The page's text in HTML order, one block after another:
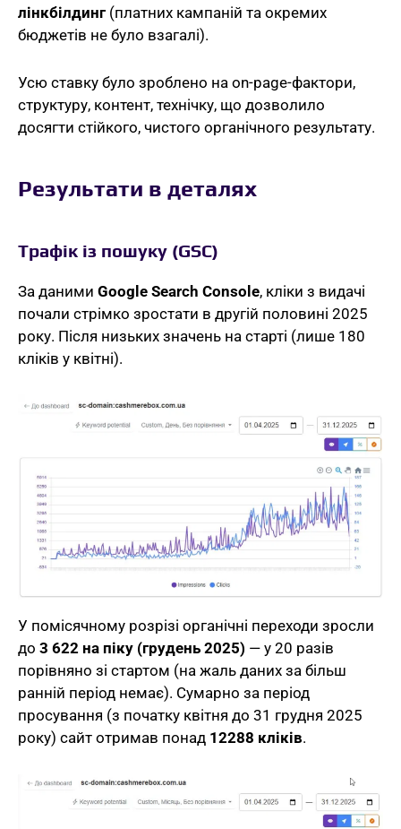
лінкбілдинг (платних кампаній та окремих
бюджетів не було взагалі).
Усю ставку було зроблено на on-page-фактори,
структуру, контент, технічку, що дозволило
досягти стійкого, чистого органічного результату.
Результати в деталях
Трафік із пошуку (GSC)
За даними Google Search Console, кліки з видачі
почали стрімко зростати в другій половині 2025
року. Після низьких значень на старті (лише 180
кліків у квітні).
У помісячному розрізі органічні переходи зросли
до 3 622 на піку (грудень 2025) — у 20 разів
порівняно зі стартом (на жаль даних за більш
ранній період немає). Сумарно за період
просування (з початку квітня до 31 грудня 2025
року) сайт отримав понад 12288 кліків.